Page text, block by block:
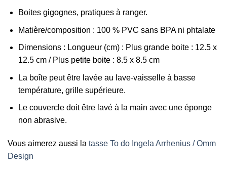
Boites gigognes, pratiques à ranger.
Matière/composition : 100 % PVC sans BPA ni phtalate
Dimensions : Longueur (cm) : Plus grande boite : 12.5 x
12.5 cm / Plus petite boite : 8.5 x 8.5 cm
La boîte peut être lavée au lave-vaisselle à basse
température, grille supérieure.
Le couvercle doit être lavé à la main avec une éponge
non abrasive.
Vous aimerez aussi la tasse To do Ingela Arrhenius / Omm
Design